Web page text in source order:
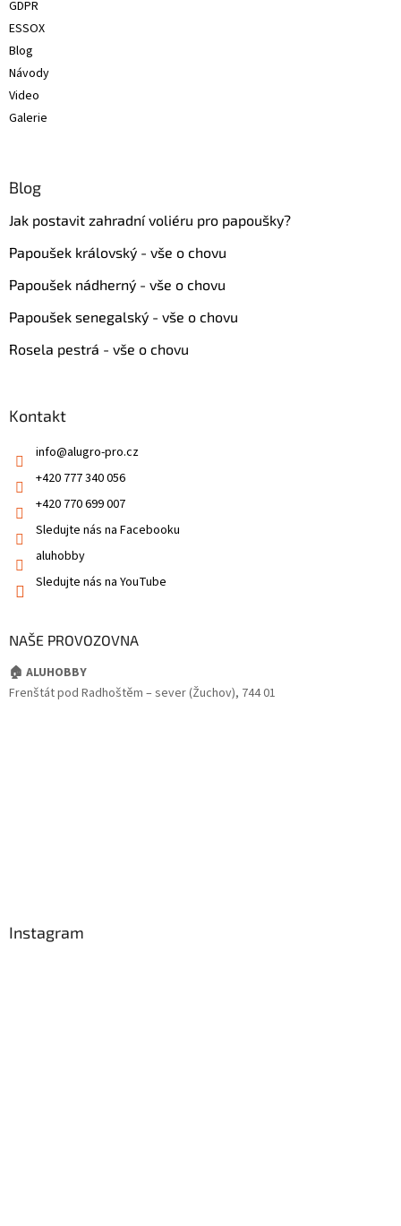
GDPR
ESSOX
Blog
Návody
Video
Galerie
Blog
Jak postavit zahradní voliéru pro papoušky?
Papoušek královský - vše o chovu
Papoušek nádherný - vše o chovu
Papoušek senegalský - vše o chovu
Rosela pestrá - vše o chovu
Kontakt
info@alugro-pro.cz
+420 777 340 056
+420 770 699 007
Sledujte nás na Facebooku
aluhobby
Sledujte nás na YouTube
NAŠE PROVOZOVNA
🏠 ALUHOBBY
Frenštát pod Radhoštěm – sever (Žuchov), 744 01
Instagram